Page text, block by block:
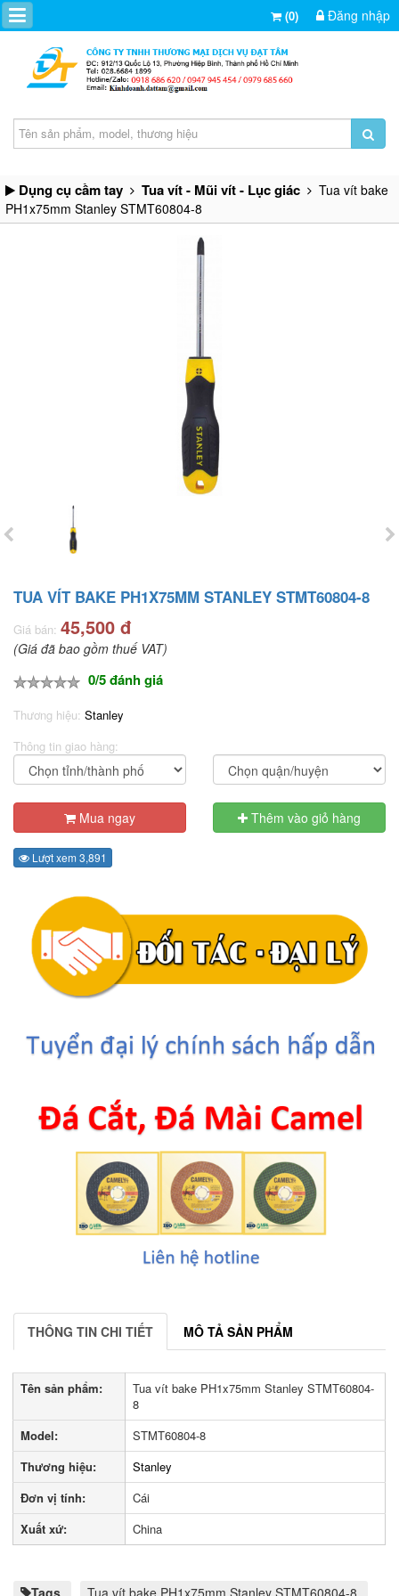
(0) Đăng nhập
Dụng cụ cầm tay Tua vít - Mũi vít - Lục giác
Tua vít bake
PH1x75mm Stanley STMT60804-8
TUA VÍT BAKE PH1X75MM STANLEY STMT60804-8
Giá bán: 45,500 đ
(Giá đã bao gồm thuế VAT)
0/5 đánh giá
Thương hiệu: Stanley
Thông tin giao hàng:
Mua ngay Thêm vào giỏ hàng
Lượt xem 3,891
THÔNG TIN CHI TIẾT MÔ TẢ SẢN PHẨM
Tên sản phẩm:
Tua vít bake PH1x75mm Stanley STMT60804-
8
Model:
STMT60804-8
Thương hiệu:
Stanley
Đơn vị tính:
Cái
Xuất xứ:
China
Tags Tua vít bake PH1x75mm Stanley STMT60804-8